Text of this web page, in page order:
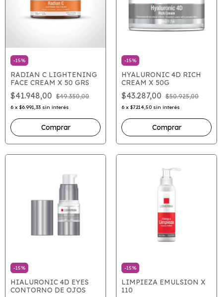
-15%
RADIAN C LIGHTENING
FACE CREAM X 50 GRS
$41.948,00 $49.350,00
6 x $6.991,33 sin interés
-15%
HYALURONIC 4D RICH
CREAM X 50G
$43.287,00 $50.925,00
6 x $7.214,50 sin interés
-15%
HIALURONIC 4D EYES
CONTORNO DE OJOS
-15%
LIMPIEZA EMULSION X
110